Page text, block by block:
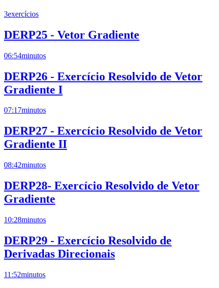
3exercícios
DERP25 - Vetor Gradiente
06:54minutos
DERP26 - Exercício Resolvido de Vetor
Gradiente I
07:17minutos
DERP27 - Exercício Resolvido de Vetor
Gradiente II
08:42minutos
DERP28- Exercício Resolvido de Vetor
Gradiente
10:28minutos
DERP29 - Exercício Resolvido de
Derivadas Direcionais
11:52minutos